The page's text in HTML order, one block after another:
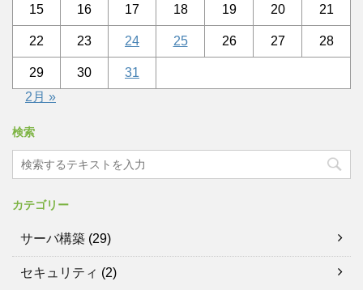
15 16 17 18 19 20 21
22 23 24 25 26 27 28
29 30
31
2月 »
検索
カテゴリー
サーバ構築 (29)
セキュリティ (2)